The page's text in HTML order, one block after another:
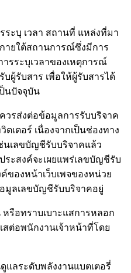
ระบุ เวลา สถานที่ แหล่งที่มา
ายใต้สถานการณ์ซึ่งมีการ
ารระบุเวลาของเหตุการณ์
บผู้รับสาร เพื่อให้ผู้รับสารได้
นปัจจุบัน
วรส่งต่อข้อมูลการรับบริจาค
ตเตอร์ เนื่องจากเป็นช่องทาง
นเลขบัญชีรับบริจาคแล้ว
ะสงค์จะเผยแพร่เลขบัญชีรับ
ของหน้าเว็บเพจของหน่วย
มูลเลขบัญชีรับบริจาคอยู่
หรือทราบเบาะแสการหลอก
สต่อพนักงานเจ้าหน้าที่โดย
แลระดับพลังงานแบตเตอรี่